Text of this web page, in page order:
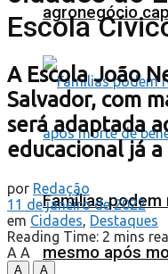
agronegócio
Famílias podem
mesmo após
Escola
A Escola João
Salvador, com
será adaptada
educacional já
por Redação
11 de janeiro de 2022
em Cidades, Destaques
Reading Time: 2 mins
A A
A
A